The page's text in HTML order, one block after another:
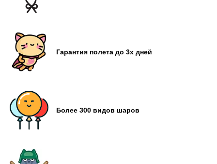
Гарантия полета до 3х дней
Более 300 видов шаров